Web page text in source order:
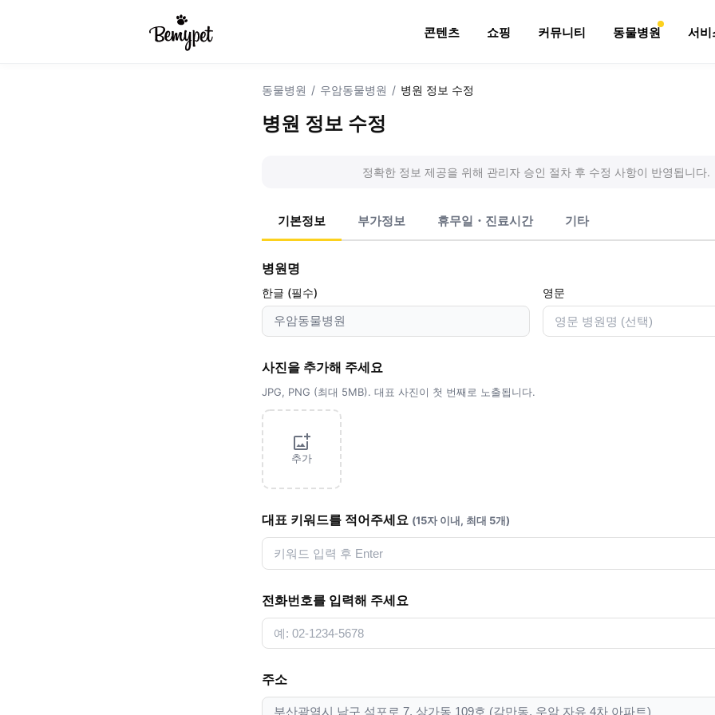
콘텐츠 쇼핑 커뮤니티 동물병원 서비
동물병원 / 우암동물병원 / 병원 정보 수정
병원 정보 수정
정확한 정보 제공을 위해 관리자 승인 절차 후 수정 사항이 반영됩니다.
기본정보 부가정보 휴무일・진료시간 기타
병원명
한글 (필수) 영문
사진을 추가해 주세요
JPG, PNG (최대 5MB). 대표 사진이 첫 번째로 노출됩니다.
추가
대표 키워드를 적어주세요 (15자 이내, 최대 5개)
전화번호를 입력해 주세요
주소